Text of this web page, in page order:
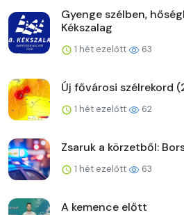
Gyenge szélben,
Kékszalag
1 hét ezelőtt 63
Új fővárosi szélrekord
1 hét ezelőtt 62
Zsaruk a körzetből:
1 hét ezelőtt 63
A kemence előtt